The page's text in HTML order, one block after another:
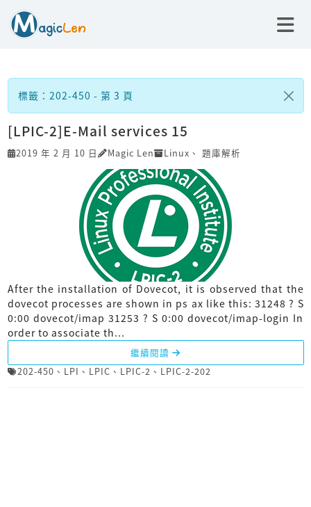
標籤：202-450 - 第 3 頁
[LPIC-2]E-Mail services 15
2019 年 2 月 10 日 Magic Len Linux 、 題庫解析
After the installation of Dovecot, it is observed that the
dovecot processes are shown in ps ax like this: 31248 ? S
0:00 dovecot/imap 31253 ? S 0:00 dovecot/imap-login In
order to associate th...
繼續閱讀
202-450 、 LPI 、 LPIC 、 LPIC-2 、 LPIC-2-202